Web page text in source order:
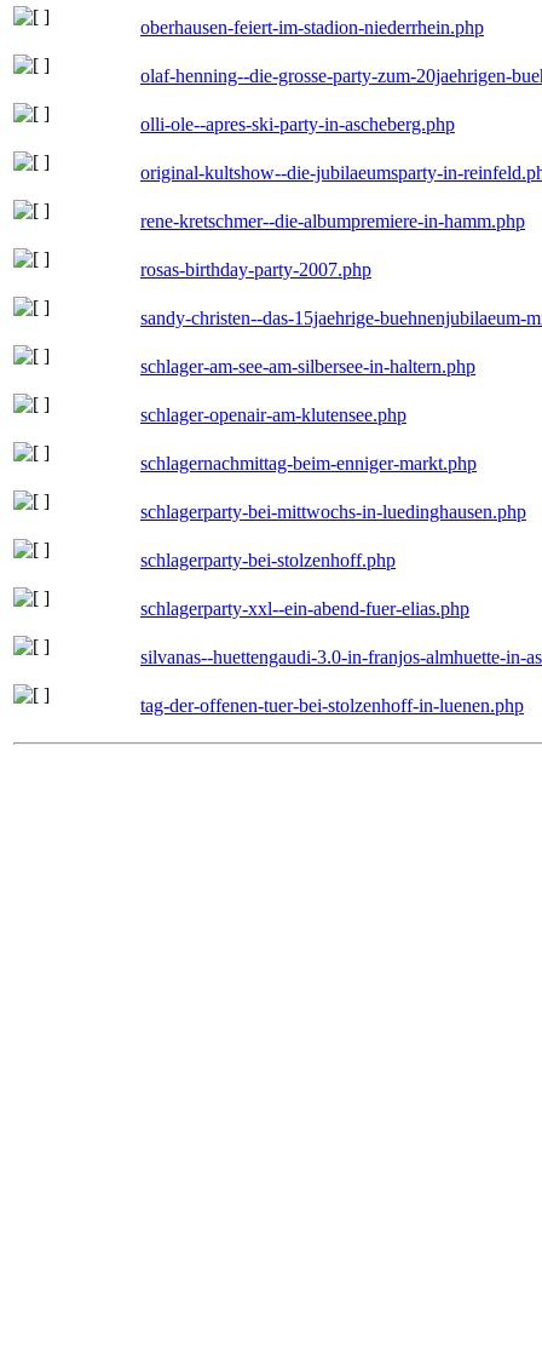
oberhausen-feiert-im-stadion-niederrhein.php
olaf-henning--die-grosse-party-zum-20jaehrigen-
olli-ole--apres-ski-party-in-ascheberg.php
original-kultshow--die-jubilaeumsparty-in-
rene-kretschmer--die-albumpremiere-in-hamm.php
rosas-birthday-party-2007.php
sandy-christen--das-15jaehrige-buehnenjubilaeum-
schlager-am-see-am-silbersee-in-haltern.php
schlager-openair-am-klutensee.php
schlagernachmittag-beim-enniger-markt.php
schlagerparty-bei-mittwochs-in-luedinghausen.php
schlagerparty-bei-stolzenhoff.php
schlagerparty-xxl--ein-abend-fuer-elias.php
silvanas--huettengaudi-3.0-in-franjos-almhuette-in-
tag-der-offenen-tuer-bei-stolzenhoff-in-luenen.php